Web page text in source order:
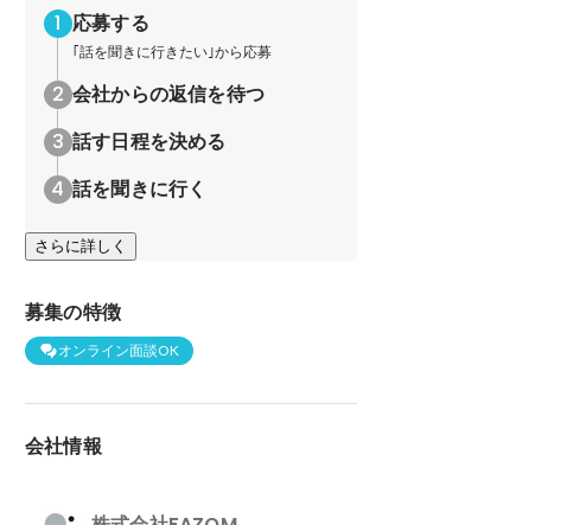
応募する
｢話を聞きに行きたい｣から応募
会社からの返信を待つ
話す日程を決める
話を聞きに行く
さらに詳しく
募集の特徴
オンライン面談OK
会社情報